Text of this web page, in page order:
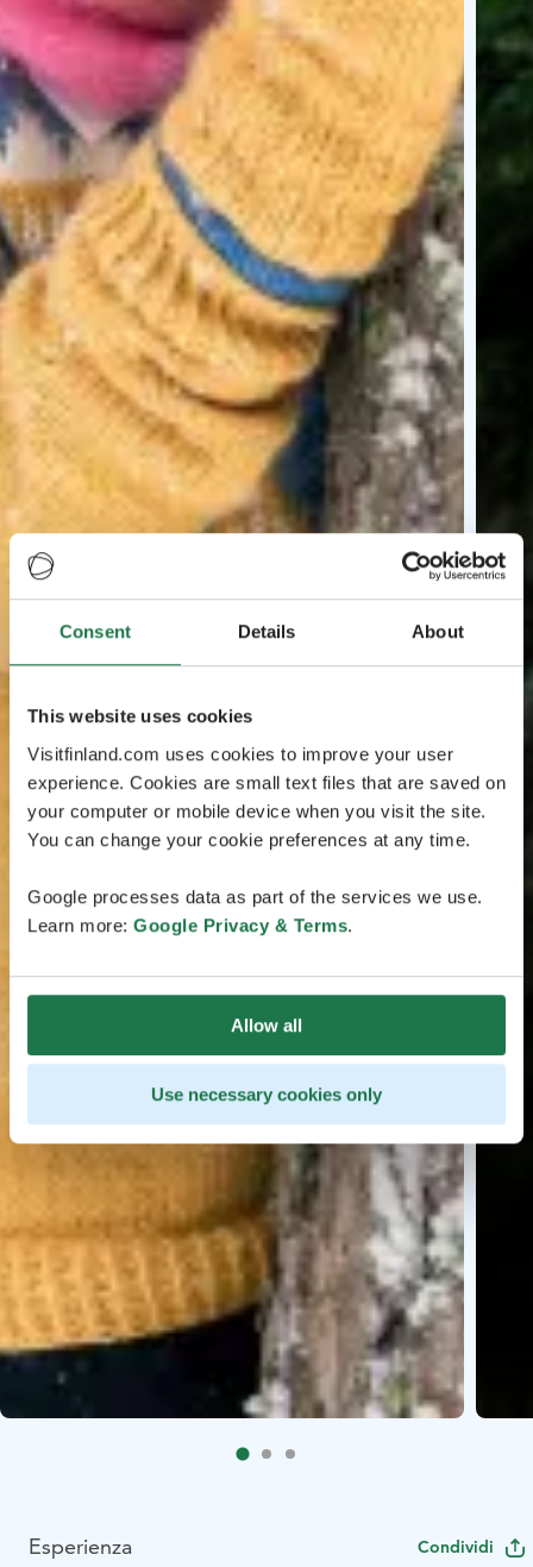
Consent Details About
This website uses cookies
Visitfinland.com uses cookies to improve your user
experience. Cookies are small text files that are saved on
your computer or mobile device when you visit the site.
You can change your cookie preferences at any time.
Google processes data as part of the services we use.
Learn more: Google Privacy & Terms.
Allow all
Use necessary cookies only
Esperienza Condividi